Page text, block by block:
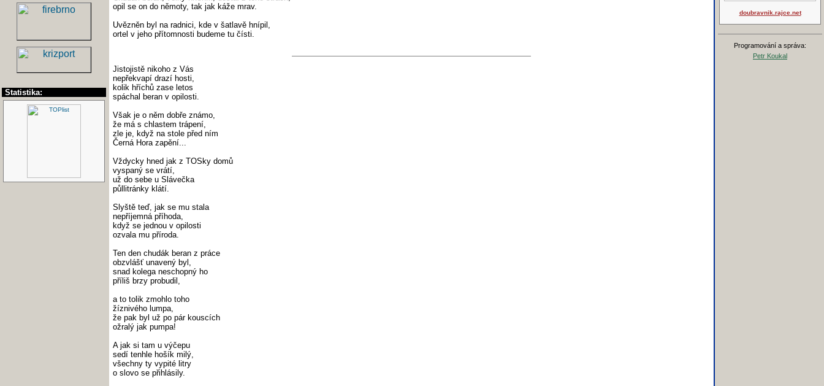
Statistika:
doubravnik.rajce.net
Programování a správa:
Petr Koukal
opil se on do němoty, tak jak káže mrav.
Uvězněn byl na radnici, kde v šatlavě hnípil,
ortel v jeho přítomnosti budeme tu čísti.
Jistojistě nikoho z Vás
nepřekvapí drazí hosti,
kolik hříchů zase letos
spáchal beran v opilosti.
Však je o něm dobře známo,
že má s chlastem trápení,
zle je, když na stole před ním
Černá Hora zapění...
Vždycky hned jak z TOSky domů
vyspaný se vrátí,
už do sebe u Slávečka
půllitránky klátí.
Slyště teď, jak se mu stala
nepříjemná příhoda,
když se jednou v opilosti
ozvala mu příroda.
Ten den chudák beran z práce
obzvlášť unavený byl,
snad kolega neschopný ho
příliš brzy probudil,
a to tolik zmohlo toho
žíznivého lumpa,
že pak byl už po pár kouscích
ožralý jak pumpa!
A jak si tam u výčepu
sedí tenhle hošík milý,
všechny ty vypité litry
o slovo se přihlásily.